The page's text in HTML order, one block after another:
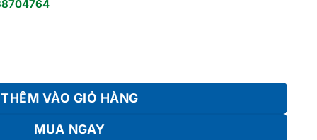
THÊM VÀO GIỎ HÀNG
MUA NGAY